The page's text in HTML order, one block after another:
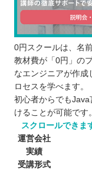
0円スクールは、名
教材費が「0円」の
なエンジニアが作成
ロセスを学べます。
初心者からでも
けることが可能です。
スクロールできます
運営会社
実績
受講形式